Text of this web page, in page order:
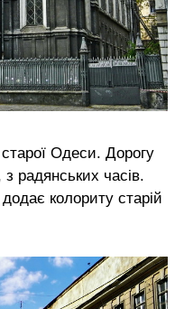
Одеси. Дорогу
радянських часів.
колориту старій